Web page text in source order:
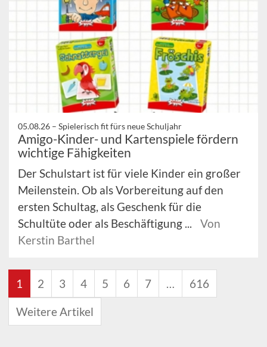
05.08.26 – Spielerisch fit fürs neue Schuljahr
Amigo-Kinder- und Kartenspiele fördern
wichtige Fähigkeiten
Der Schulstart ist für viele Kinder ein großer
Meilenstein. Ob als Vorbereitung auf den
ersten Schultag, als Geschenk für die
Schultüte oder als Beschäftigung ...
Von
Kerstin Barthel
1 2 3 4 5 6 7 … 616
Weitere Artikel